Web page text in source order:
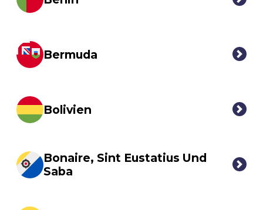
Bermuda
Bolivien
Bonaire, Sint Eustatius Und
Saba